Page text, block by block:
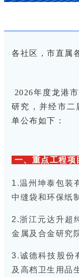
各社区，市直属
2026年度龙港
研究，并经市二
单公布如下：
一、重点工程项
1.温州坤泰包装
中缝袋和环保纸
2.浙江元达升超
金属及合金研究
3.诚德科技股份
及高档卫生用品